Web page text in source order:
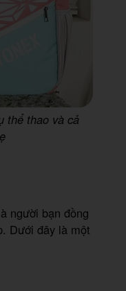
thể thao và cả
người bạn đồng
Dưới đây là một